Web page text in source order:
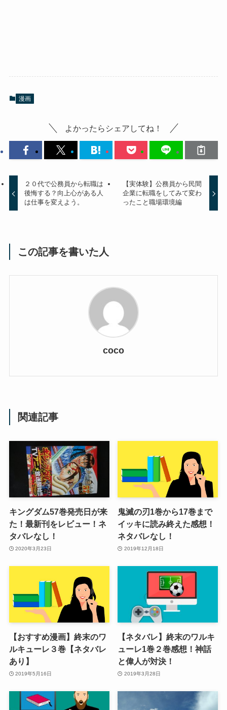
漫画
よかったらシェアしてね！
２０代で公務員から転職は
後悔する？向上心がある人
は仕事を変えよう。
【実体験】公務員から民間
企業に転職をしてみて変わ
ったこと職場環境編
この記事を書いた人
coco
関連記事
キングダム57巻発売日が来
た！最新刊をレビュー！ネ
タバレなし！
2020年3月23日
鬼滅の刃1巻から17巻まで
イッキに読み終えた感想！
ネタバレなし！
2019年12月18日
【おすすめ漫画】終末のワ
ルキューレ３巻【ネタバレ
あり】
2019年5月16日
【ネタバレ】終末のワルキ
ューレ1巻２巻感想！神話
と偉人が対決！
2019年3月28日